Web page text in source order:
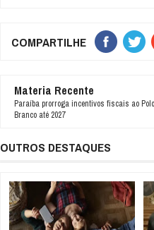
COMPARTILHE
Materia Recente
Paraíba prorroga incentivos fiscais ao
Branco até 2027
OUTROS DESTAQUES